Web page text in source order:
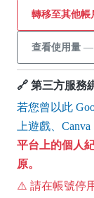
轉移至其他帳
查看使用量 —
🔗 第三方服務
若您曾以此
上遊戲、
平台上的個人
原。
⚠️ 請在帳號停